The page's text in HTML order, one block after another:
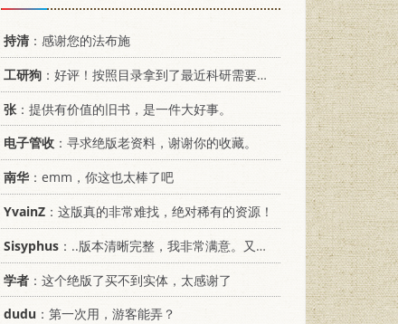
持清：感谢您的法布施
工研狗 ：好评！按照目录拿到了最近科研需要的材料！
张 ：提供有价值的旧书，是一件大好事。
电子管收 ：寻求绝版老资料，谢谢你的收藏。
南华：emm，你这也太棒了吧
YvainZ ：这版真的非常难找，绝对稀有的资源！
Sisyphus ：..版本清晰完整，我非常满意。又及，这本《话语的真相》...
学者 ：这个绝版了买不到实体，太感谢了
dudu ：第一次用，游客能弄？